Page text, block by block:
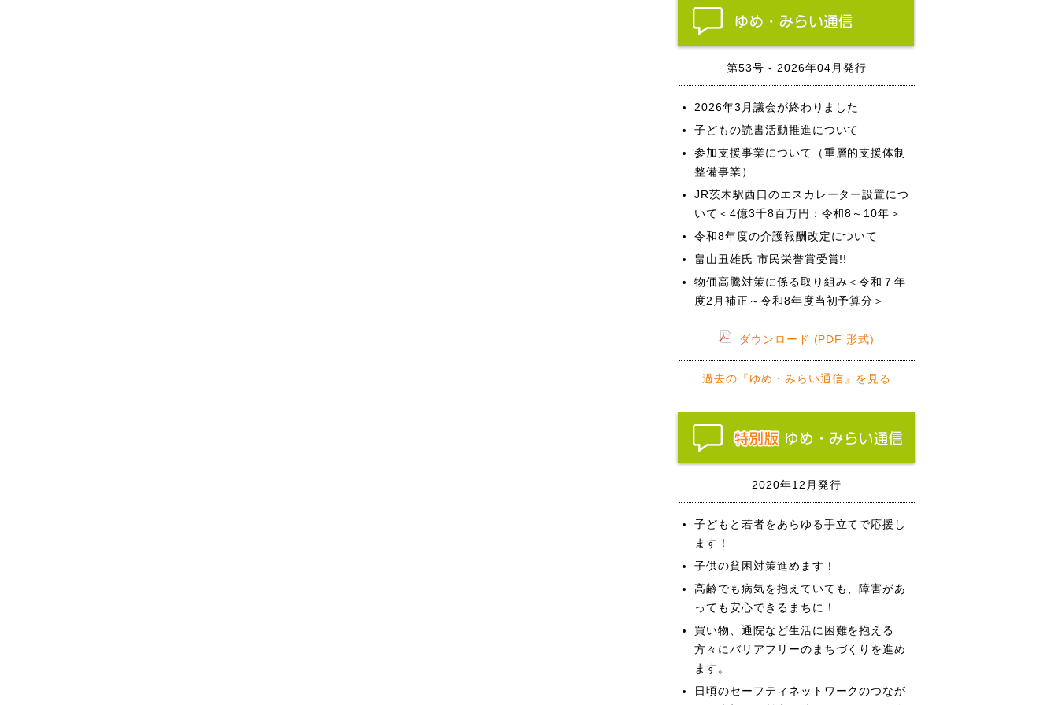
第53号 - 2026年04月発行
2026年3月議会が終わりました
子どもの読書活動推進について
参加支援事業について（重層的支援体制
整備事業）
JR茨木駅西口のエスカレーター設置につ
いて＜4億3千8百万円：令和8～10年＞
令和8年度の介護報酬改定について
畠山丑雄氏 市民栄誉賞受賞!!
物価高騰対策に係る取り組み＜令和７年
度2月補正～令和8年度当初予算分＞
ダウンロード (PDF 形式)
過去の『ゆめ・みらい通信』を見る
2020年12月発行
子どもと若者をあらゆる手立てで応援し
ます！
子供の貧困対策進めます！
高齢でも病気を抱えていても、障害があ
っても安心できるまちに！
買い物、通院など生活に困難を抱える
方々にバリアフリーのまちづくりを進め
ます。
日頃のセーフティネットワークのつなが